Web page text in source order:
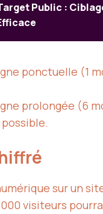
Public :
ponctuelle (1
prolongée (6
sur un
visiteurs